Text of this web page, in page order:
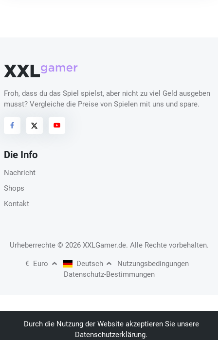
Froh, dass du das Spiel spielst, aber nicht zu viel Geld ausgeben
musst? Vergleiche die Preise von Spielen mit uns und spare.
Die Info
Nachricht
Shops
Kontakt
Urheberrechte © 2026 XXLGamer.de. Alle Rechte vorbehalten.
€ Euro Deutsch
Nutzungsbedingungen
Datenschutz-Bestimmungen
Durch die Nutzung der Website akzeptieren Sie unsere
Datenschutzerklärung.